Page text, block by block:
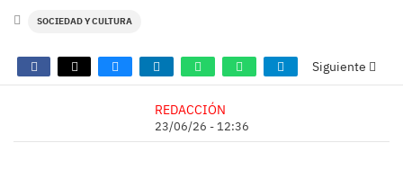
SOCIEDAD Y CULTURA
Siguiente
REDACCIÓN
23/06/26 - 12:36